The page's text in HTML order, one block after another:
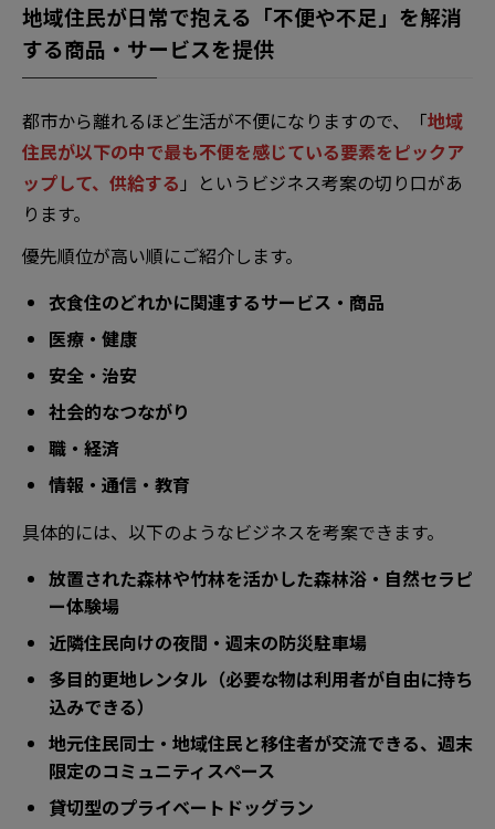
地域住民が日常で抱える「不便や不足」を解消
する商品・サービスを提供
都市から離れるほど生活が不便になりますので、「地域
住民が以下の中で最も不便を感じている要素をピックア
ップして、供給する 」というビジネス考案の切り口があ
ります。
優先順位が高い順にご紹介します。
衣食住のどれかに関連するサービス・商品
医療・健康
安全・治安
社会的なつながり
職・経済
情報・通信・教育
具体的には、以下のようなビジネスを考案できます。
放置された森林や竹林を活かした森林浴・自然セラピ
ー体験場
近隣住民向けの夜間・週末の防災駐車場
多目的更地レンタル（必要な物は利用者が自由に持ち
込みできる）
地元住民同士・地域住民と移住者が交流できる、週末
限定のコミュニティスペース
貸切型のプライベートドッグラン